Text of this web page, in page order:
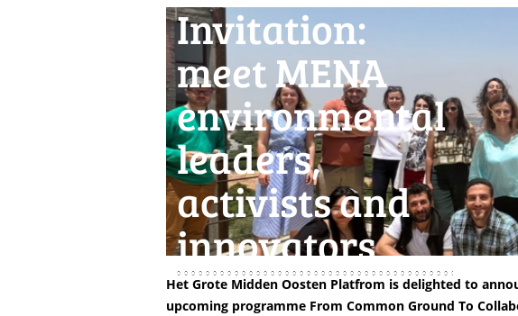
Invitation:
meet MENA
environmental
leaders,
activists and
innovators
Het Grote Midden Oosten Platfrom is delighted to
upcoming programme From Common Ground To